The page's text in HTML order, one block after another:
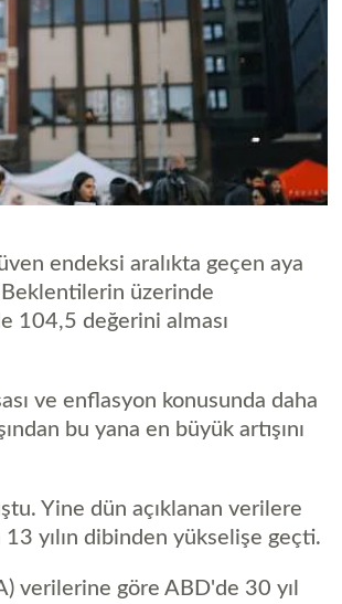
endeksi aralıkta geçen aya
üzerinde
104,5 değerini alması
ve enflasyon konusunda daha
bu yana en büyük artışını
Yine dün açıklanan verilere
yılın dibinden yükselişe geçti.
verilerine göre ABD'de 30 yıl